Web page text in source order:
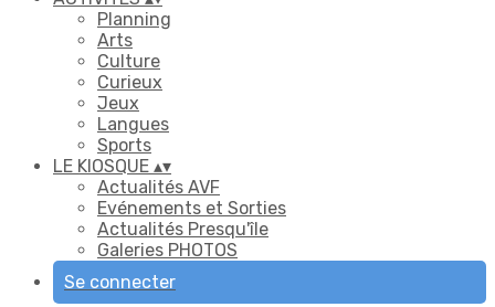
Planning
Arts
Culture
Curieux
Jeux
Langues
Sports
LE KIOSQUE ▴▾
Actualités AVF
Evénements et Sorties
Actualités Presqu'île
Galeries PHOTOS
Se connecter